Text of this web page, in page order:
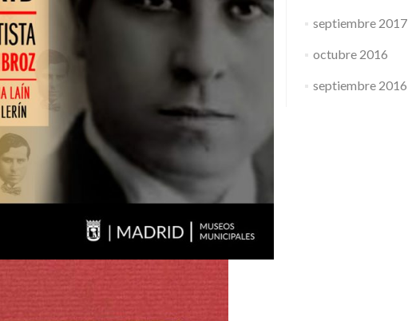
septiembre 2017
octubre 2016
septiembre 2016